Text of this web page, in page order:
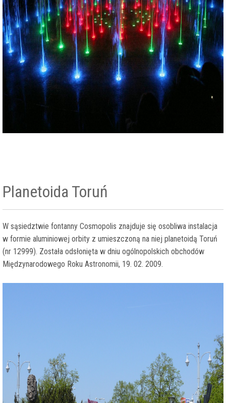
Planetoida Toruń
W sąsiedztwie fontanny Cosmopolis znajduje się osobliwa instalacja
w formie aluminiowej orbity z umieszczoną na niej planetoidą Toruń
(nr 12999). Została odsłonięta w dniu ogólnopolskich obchodów
Międzynarodowego Roku Astronomii, 19. 02. 2009.